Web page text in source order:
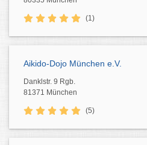
(1)
Aikido-Dojo München e.V.
Danklstr. 9 Rgb.
81371 München
(5)